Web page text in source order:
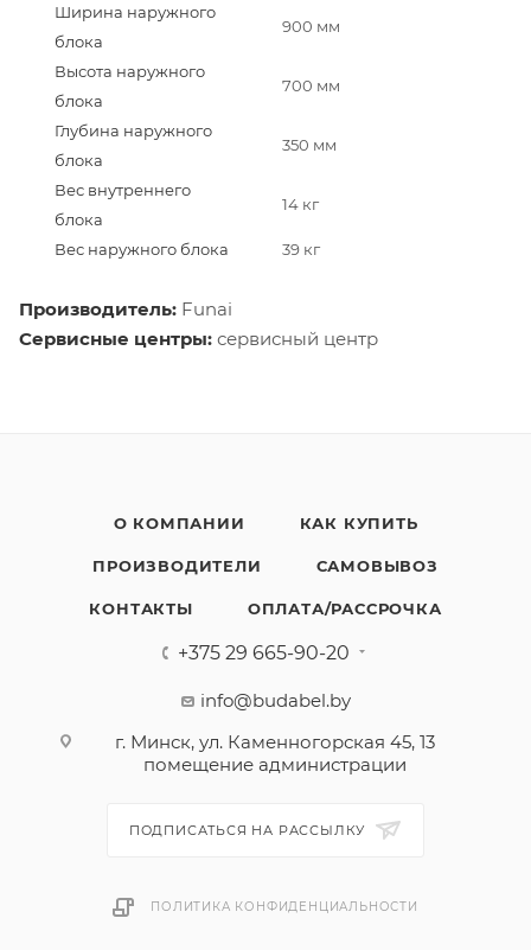
Ширина наружного
блока
900 мм
Высота наружного
блока
700 мм
Глубина наружного
блока
350 мм
Вес внутреннего
блока
14 кг
Вес наружного блока 39 кг
Производитель: Funai
Сервисные центры: сервисный центр
О КОМПАНИИ КАК КУПИТЬ
ПРОИЗВОДИТЕЛИ САМОВЫВОЗ
КОНТАКТЫ ОПЛАТА/РАССРОЧКА
+375 29 665-90-20
info@budabel.by
г. Минск, ул. Каменногорская 45, 13
помещение администрации
ПОДПИСАТЬСЯ НА РАССЫЛКУ
ПОЛИТИКА КОНФИДЕНЦИАЛЬНОСТИ